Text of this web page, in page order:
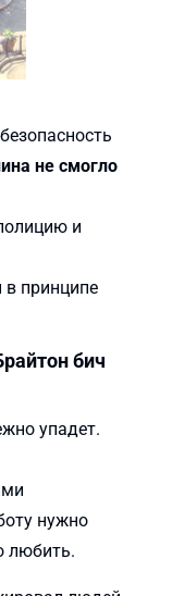
не смогло
и
в принципе
бич
упадет.
нужно
любить.